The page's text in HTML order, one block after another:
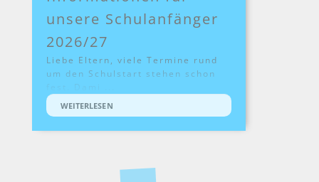
unsere Schulanfänger
2026/27
Liebe Eltern, viele Termine rund
um den Schulstart stehen schon
WEITERLESEN